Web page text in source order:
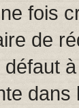
fois
de
dans